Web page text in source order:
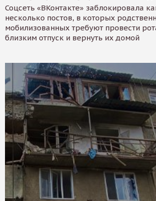
Соцсеть «ВКонтакте» заблокировала
несколько постов, в которых
мобилизованных требуют провести
близким отпуск и вернуть их домой